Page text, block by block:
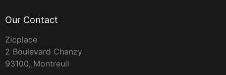
Our Contact
Zicplace
2 Boulevard Chanzy
93100, Montreuil